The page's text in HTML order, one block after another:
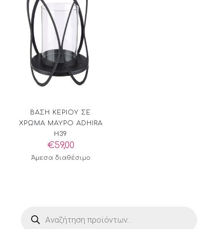
ΒΑΣΗ ΚΕΡΙΟΥ ΣΕ
ΧΡΩΜΑ ΜΑΥΡΟ ADHIRA
H39
€59,00
Άμεσα διαθέσιμο
search